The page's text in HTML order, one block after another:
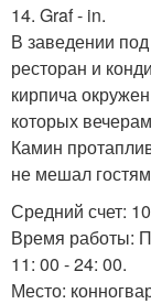
14. Graf - in.
В заведении
ресторан и
кирпича
которых
Камин
не мешал
Средний счет:
Время работы:
11: 00 - 24: 00.
Место: